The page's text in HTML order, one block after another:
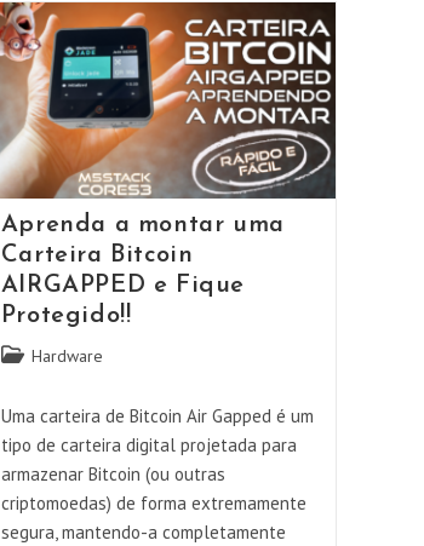
Perfeita
Para
Montar
Uma
ColdWallet
Bitcoin
Aprenda a montar uma
Carteira Bitcoin
AIRGAPPED e Fique
Protegido!!
Categoria
post:
Hardware
Uma carteira de Bitcoin Air Gapped é um
tipo de carteira digital projetada para
armazenar Bitcoin (ou outras
criptomoedas) de forma extremamente
segura, mantendo-a completamente